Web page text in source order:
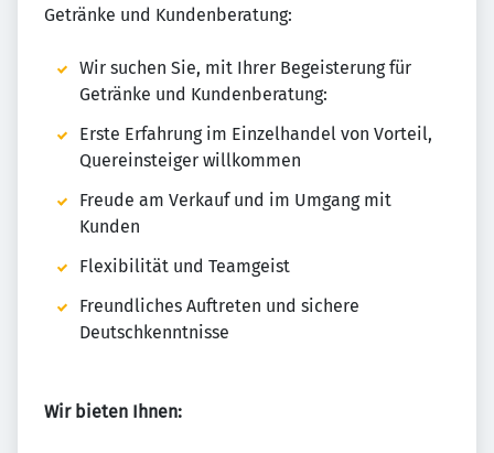
Getränke und Kundenberatung:
Wir suchen Sie, mit Ihrer Begeisterung für
Getränke und Kundenberatung:
Erste Erfahrung im Einzelhandel von Vorteil,
Quereinsteiger willkommen
Freude am Verkauf und im Umgang mit
Kunden
Flexibilität und Teamgeist
Freundliches Auftreten und sichere
Deutschkenntnisse
Wir bieten Ihnen: